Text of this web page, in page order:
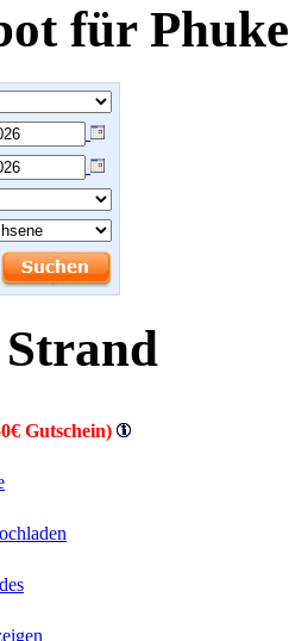
für
Gutschein)